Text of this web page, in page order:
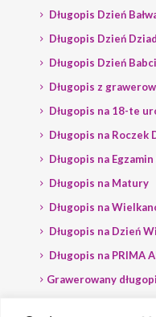
Długopis Dzień
Długopis Dzień
Długopis Dzień
Długopis z
Długopis na 18-te
Długopis na Roczek
Długopis na
Długopis na Matury
Długopis na
Długopis na Dzień
Długopis na PRIMA
Grawerowany